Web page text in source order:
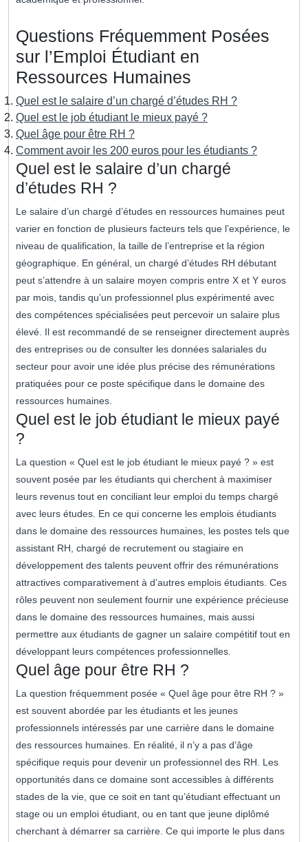
Questions Fréquemment Posées
sur l’Emploi Étudiant en
Ressources Humaines
Quel est le salaire d’un chargé d’études RH ?
Quel est le job étudiant le mieux payé ?
Quel âge pour être RH ?
Comment avoir les 200 euros pour les étudiants ?
Quel est le salaire d’un chargé
d’études RH ?
Le salaire d’un chargé d’études en ressources humaines peut
varier en fonction de plusieurs facteurs tels que l’expérience, le
niveau de qualification, la taille de l’entreprise et la région
géographique. En général, un chargé d’études RH débutant
peut s’attendre à un salaire moyen compris entre X et Y euros
par mois, tandis qu’un professionnel plus expérimenté avec
des compétences spécialisées peut percevoir un salaire plus
élevé. Il est recommandé de se renseigner directement auprès
des entreprises ou de consulter les données salariales du
secteur pour avoir une idée plus précise des rémunérations
pratiquées pour ce poste spécifique dans le domaine des
ressources humaines.
Quel est le job étudiant le mieux payé
?
La question « Quel est le job étudiant le mieux payé ? » est
souvent posée par les étudiants qui cherchent à maximiser
leurs revenus tout en conciliant leur emploi du temps chargé
avec leurs études. En ce qui concerne les emplois étudiants
dans le domaine des ressources humaines, les postes tels que
assistant RH, chargé de recrutement ou stagiaire en
développement des talents peuvent offrir des rémunérations
attractives comparativement à d’autres emplois étudiants. Ces
rôles peuvent non seulement fournir une expérience précieuse
dans le domaine des ressources humaines, mais aussi
permettre aux étudiants de gagner un salaire compétitif tout en
développant leurs compétences professionnelles.
Quel âge pour être RH ?
La question fréquemment posée « Quel âge pour être RH ? »
est souvent abordée par les étudiants et les jeunes
professionnels intéressés par une carrière dans le domaine
des ressources humaines. En réalité, il n’y a pas d’âge
spécifique requis pour devenir un professionnel des RH. Les
opportunités dans ce domaine sont accessibles à différents
stades de la vie, que ce soit en tant qu’étudiant effectuant un
stage ou un emploi étudiant, ou en tant que jeune diplômé
cherchant à démarrer sa carrière. Ce qui importe le plus dans